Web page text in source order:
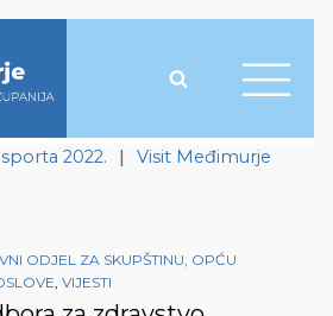
2022. | Visit Međimurje
ODJEL ZA SKUPŠTINU, OPĆU
, VIJESTI